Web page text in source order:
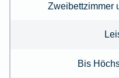
Zweibettzimmer
Bis